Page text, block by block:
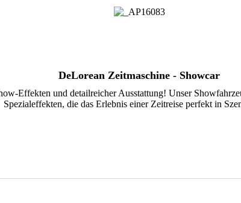
DeLorean Zeitmaschine - Showcar
Effekten und detailreicher Ausstattung! Unser
Spezialeffekten, die das Erlebnis einer Zeitreise perfekt in